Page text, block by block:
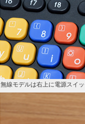
無線モデルは右上に電源スイ